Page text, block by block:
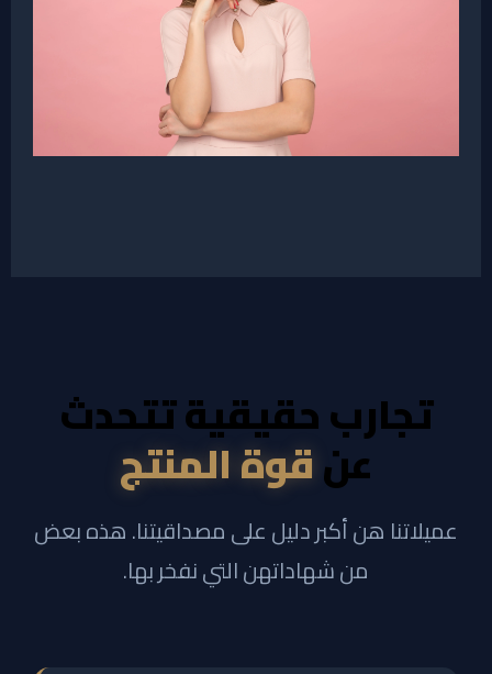
تجارب حقيقية تتحدث
عنقوة المنتج
عميلاتنا هن أكبر دليل على مصداقيتنا. هذه بعض
من شهاداتهن التي نفخر بها.